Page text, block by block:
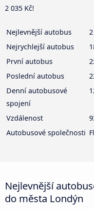
2 035 Kč!
Nejlevnější autobus
Nejrychlejší autobus
První autobus
Poslední autobus
Denní autobusové
spojení
Vzdálenost
Autobusové společnosti
Nejlevnější
do města Londýn